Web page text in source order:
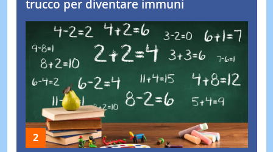
trucco per diventare immuni